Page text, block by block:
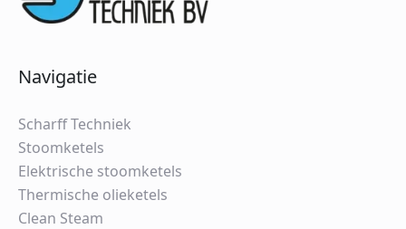
Navigatie
Scharff Techniek
Stoomketels
Elektrische stoomketels
Thermische olieketels
Clean Steam